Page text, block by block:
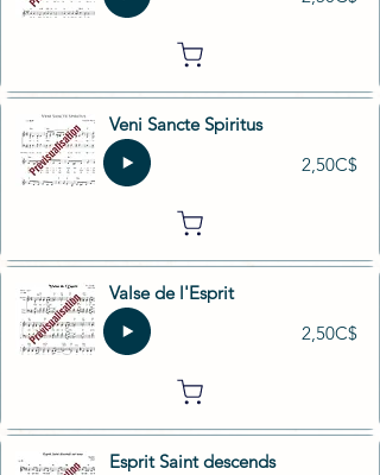
Veni Sancte Spiritus
2,50C$
Valse de l'Esprit
2,50C$
Esprit Saint descends